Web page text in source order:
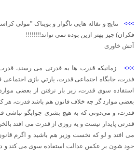
>>> نتایج و تفاله هایی ناگوار و بویناک "مولی
فکران) چیز بهتر ازین بوده نمی تواند!!!!!!!!
آتش خاوری
>>> زمانیکه قدرت ها به قدرتی می رسند، قدرت
فدرت، جایگاه اجتماعی قدرت، پارتي بازی
استفاده سوی قدرت، زیر بار نرفتن از بعضی
بعضی موارد گر چه‌ خلاف قانون هم باشد قدرت، هر
قدرت، و می‌دونی که به هیچ بشری جوابگو نباشی
قدرتی پایدار نيست و یه روزی از قدرت می افتد
می افتد و لو که نخست وزیر هم باشید و اگرم
خود شون بر عکس عدالت استفاده سوی می کند و